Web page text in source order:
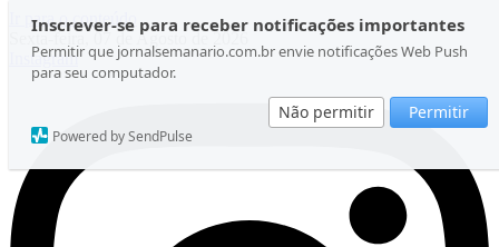
Inscrever-se para receber notificações importantes
Permitir que jornalsemanario.com.br envie notificações Web Push
para seu computador.
Não permitir Permitir
Powered by SendPulse
Ir para o conteúdo
Sexta-feira, 07 de Agosto de 2026
Instagram